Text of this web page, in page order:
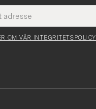
OM VÅR INTEGRITETSPOLICY